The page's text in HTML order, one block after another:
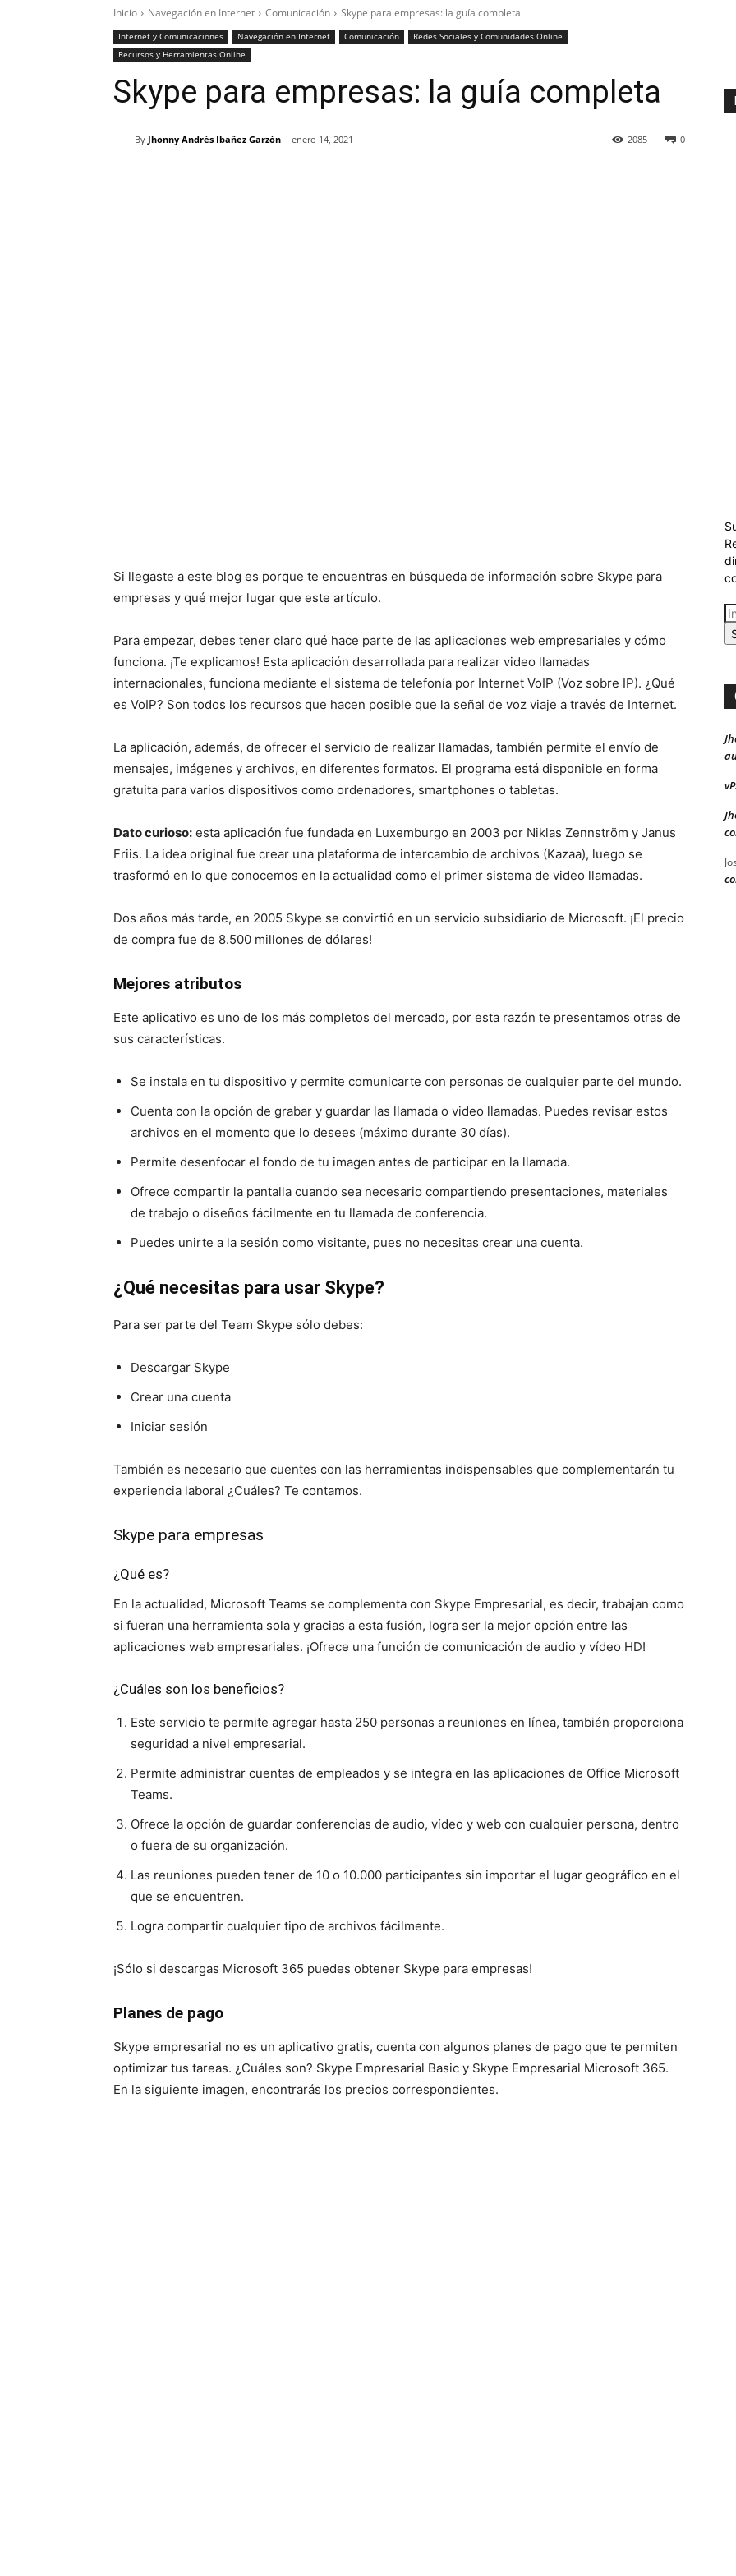
Inicio Navegación en Internet Comunicación Skype para empresas: la guía completa
Internet y Comunicaciones Navegación en Internet Comunicación
Redes Sociales y Comunidades Online
Recursos y Herramientas Online
Skype para empresas: la guía completa
By Jhonny Andrés Ibañez Garzón enero 14, 2021 0
2085
Si llegaste a este blog es porque te encuentras en búsqueda de información sobre Skype para
empresas y qué mejor lugar que este artículo.
Para empezar, debes tener claro qué hace parte de las aplicaciones web empresariales y cómo
funciona. ¡Te explicamos! Esta aplicación desarrollada para realizar video llamadas
internacionales, funciona mediante el sistema de telefonía por Internet VoIP (Voz sobre IP). ¿Qué
es VoIP? Son todos los recursos que hacen posible que la señal de voz viaje a través de Internet.
La aplicación, además, de ofrecer el servicio de realizar llamadas, también permite el envío de
mensajes, imágenes y archivos, en diferentes formatos. El programa está disponible en forma
gratuita para varios dispositivos como ordenadores, smartphones o tabletas.
Dato curioso: esta aplicación fue fundada en Luxemburgo en 2003 por Niklas Zennström y Janus
Friis. La idea original fue crear una plataforma de intercambio de archivos (Kazaa), luego se
trasformó en lo que conocemos en la actualidad como el primer sistema de video llamadas.
Dos años más tarde, en 2005 Skype se convirtió en un servicio subsidiario de Microsoft. ¡El precio
de compra fue de 8.500 millones de dólares!
Mejores atributos
Este aplicativo es uno de los más completos del mercado, por esta razón te presentamos otras de
sus características.
Se instala en tu dispositivo y permite comunicarte con personas de cualquier parte del mundo.
Cuenta con la opción de grabar y guardar las llamada o video llamadas. Puedes revisar estos
archivos en el momento que lo desees (máximo durante 30 días).
Permite desenfocar el fondo de tu imagen antes de participar en la llamada.
Ofrece compartir la pantalla cuando sea necesario compartiendo presentaciones, materiales
de trabajo o diseños fácilmente en tu llamada de conferencia.
Puedes unirte a la sesión como visitante, pues no necesitas crear una cuenta.
¿Qué necesitas para usar Skype?
Para ser parte del Team Skype sólo debes:
Descargar Skype
Crear una cuenta
Iniciar sesión
También es necesario que cuentes con las herramientas indispensables que complementarán tu
experiencia laboral ¿Cuáles? Te contamos.
Skype para empresas
¿Qué es?
En la actualidad, Microsoft Teams se complementa con Skype Empresarial, es decir, trabajan como
si fueran una herramienta sola y gracias a esta fusión, logra ser la mejor opción entre las
aplicaciones web empresariales. ¡Ofrece una función de comunicación de audio y vídeo HD!
¿Cuáles son los beneficios?
Este servicio te permite agregar hasta 250 personas a reuniones en línea, también proporciona
seguridad a nivel empresarial.
Permite administrar cuentas de empleados y se integra en las aplicaciones de Office Microsoft
Teams.
Ofrece la opción de guardar conferencias de audio, vídeo y web con cualquier persona, dentro
o fuera de su organización.
Las reuniones pueden tener de 10 o 10.000 participantes sin importar el lugar geográfico en el
que se encuentren.
Logra compartir cualquier tipo de archivos fácilmente.
¡Sólo si descargas Microsoft 365 puedes obtener Skype para empresas!
Planes de pago
Skype empresarial no es un aplicativo gratis, cuenta con algunos planes de pago que te permiten
optimizar tus tareas. ¿Cuáles son? Skype Empresarial Basic y Skype Empresarial Microsoft 365.
En la siguiente imagen, encontrarás los precios correspondientes.